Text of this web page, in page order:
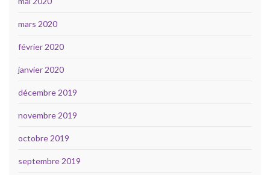
mars 2020
février 2020
janvier 2020
décembre 2019
novembre 2019
octobre 2019
septembre 2019